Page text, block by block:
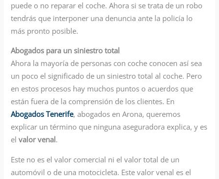
puede o no reparar el coche. Ahora si se trata de un robo
tendrás que interponer una denuncia ante la policía lo
más pronto posible.
Abogados para un siniestro total
Ahora la mayoría de personas con coche conocen así sea
un poco el significado de un siniestro total al coche. Pero
en estos procesos hay muchos puntos o acuerdos que
están fuera de la comprensión de los clientes. En
Abogados Tenerife, abogados en Arona, queremos
explicar un término que ninguna aseguradora explica, y es
elvalor venal.
Este no es el valor comercial ni el valor total de un
automóvil o de una motocicleta. Este valor venal es el